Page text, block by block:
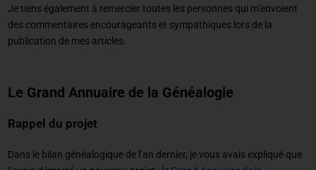
Je tiens également à remercier toutes les personnes qui m’envoient
des commentaires encourageants et sympathiques lors de la
publication de mes articles.
Le Grand Annuaire de la Généalogie
Rappel du projet
Dans le bilan généalogique de l’an dernier, je vous avais expliqué que